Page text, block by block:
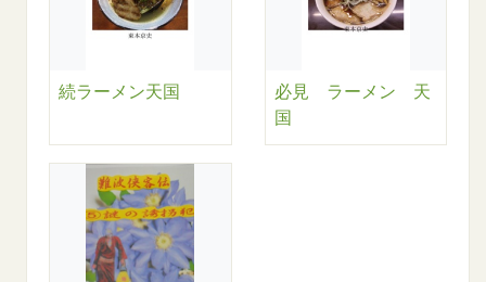
続ラーメン天国
必見 ラーメン 天
国